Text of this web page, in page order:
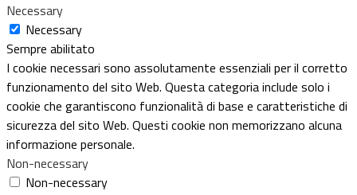
Necessary
Necessary
Sempre abilitato
I cookie necessari sono assolutamente essenziali per il corretto
funzionamento del sito Web. Questa categoria include solo i
cookie che garantiscono funzionalità di base e caratteristiche di
sicurezza del sito Web. Questi cookie non memorizzano alcuna
informazione personale.
Non-necessary
Non-necessary